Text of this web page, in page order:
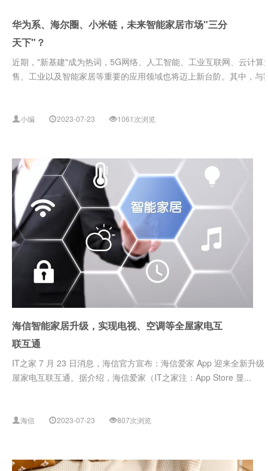
华为系、海尔圈、小米链，未来智能家居市场"三分
天下"？
近期，"新基建"成为热词，5G网络、人工智能、工业互联网、云计
售、工业以及智能家居等重要的应用领域也将迈上新台阶。其中，与
小编 2023-07-23 1061次浏览
海信智能家居升级，实现电视、空调等全屋家电互
联互通
IT之家 7 月 23 日消息，海信官方宣布：海信爱家 App 迎来全新升
屋家电互联互通。据介绍，海信爱家（IT之家注：App Store 显...
海信 2023-07-23 807次浏览